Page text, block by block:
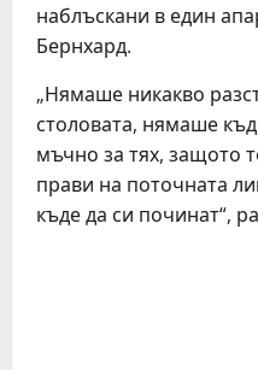
наблъскани в един
Бернхард.
„Нямаше никакво
столовата, нямаше
мъчно за тях, защото
прави на поточната
къде да си починат“,